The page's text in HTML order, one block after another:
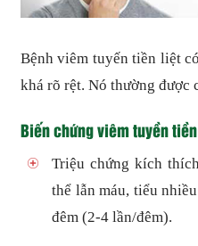
Bệnh viêm tuyến tiền liệt
khá rõ rệt. Nó thường được
Biến chứng viêm tuyền
Triệu chứng kích
thể lẫn máu, tiểu
đêm (2-4 lần/đêm).